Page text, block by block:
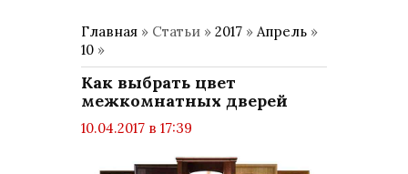
Главная » Статьи » 2017 » Апрель »
10 »
Как выбрать цвет
межкомнатных дверей
10.04.2017 в 17:39
комментариев: 0
Статьи